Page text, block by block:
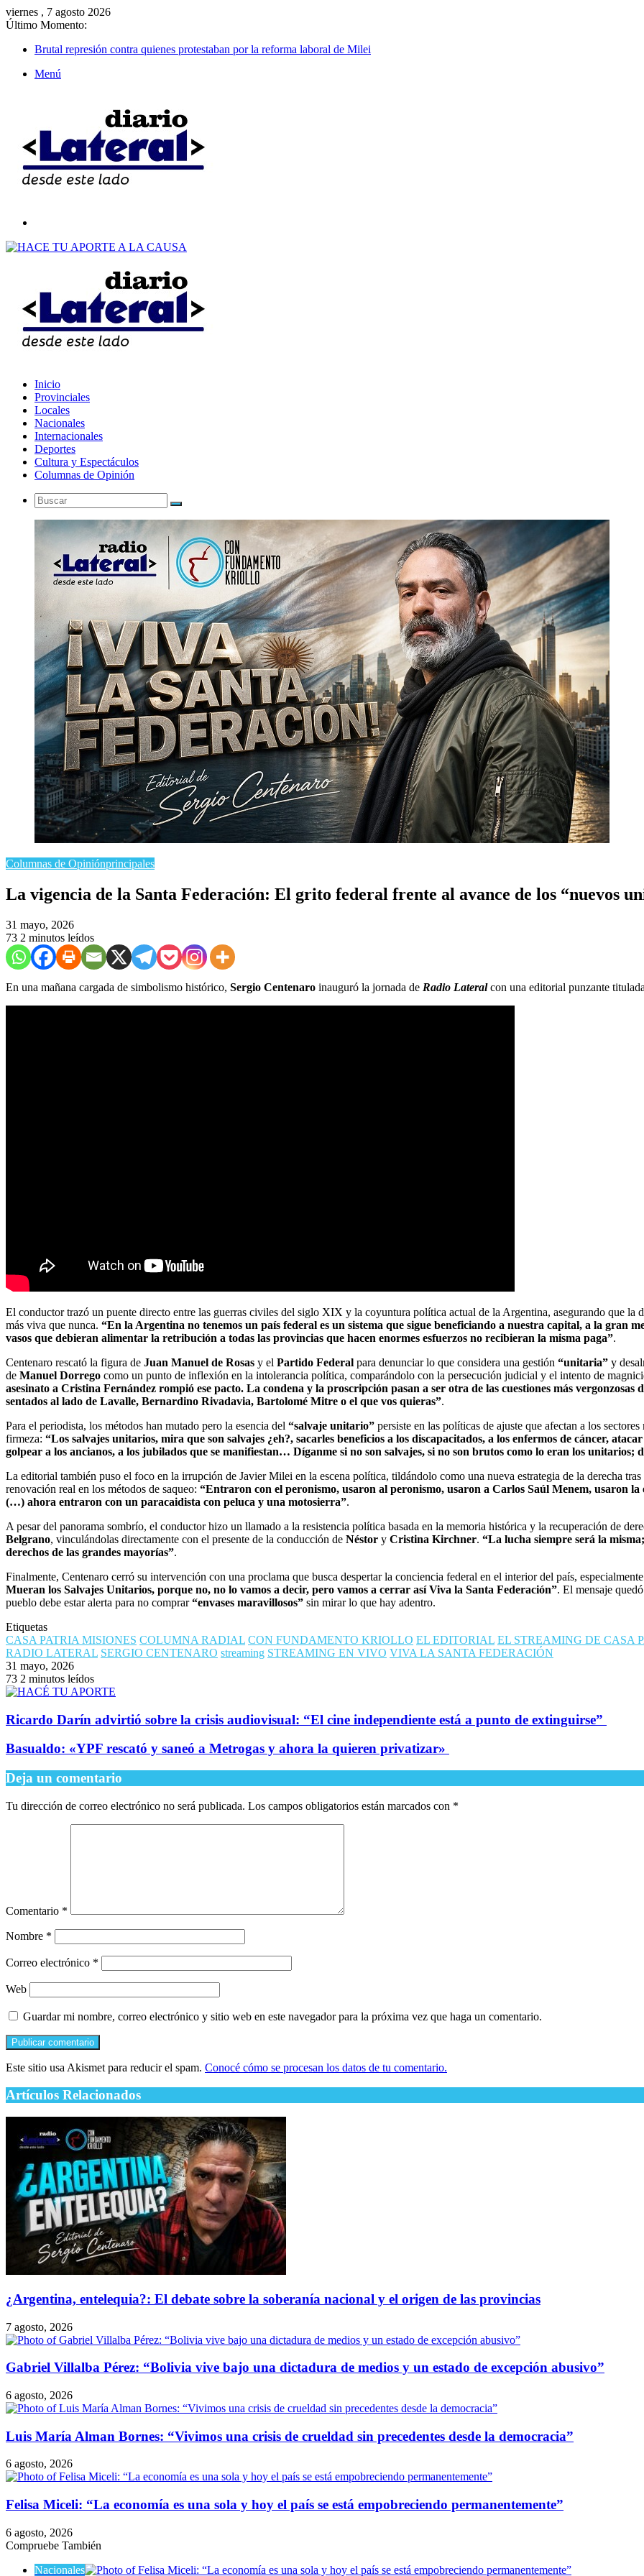
viernes , 7 agosto 2026
Último Momento:
Brutal represión contra quienes protestaban por la reforma laboral de Milei
Menú
Inicio
Provinciales
Locales
Nacionales
Internacionales
Deportes
Cultura y Espectáculos
Columnas de Opinión
Buscar
Columnas de Opiniónprincipales
La vigencia de la Santa Federación: El grito federal frente al avance de los “nuevos
31 mayo, 2026
73 2 minutos leídos
En una mañana cargada de simbolismo histórico, Sergio Centenaro inauguró la jornada de Radio Lateral con una editorial punzante titulada
El conductor trazó un puente directo entre las guerras civiles del siglo XIX y la coyuntura política actual de la Argentina, asegurando que
más viva que nunca. “En la Argentina no tenemos un país federal es un sistema que sigue beneficiando a nuestra capital, a la gran
vasos que debieran alimentar la retribución a todas las provincias que hacen enormes esfuerzos no recibieran la misma paga”.
Centenaro rescató la figura de Juan Manuel de Rosas y el Partido Federal para denunciar lo que considera una gestión “unitaria” y
de Manuel Dorrego como un punto de inflexión en la intolerancia política, comparándolo con la persecución judicial y el intento de
asesinato a Cristina Fernández rompió ese pacto. La condena y la proscripción pasan a ser otra de las cuestiones más
sentados al lado de Lavalle, Bernardino Rivadavia, Bartolomé Mitre o el que vos quieras”.
Para el periodista, los métodos han mutado pero la esencia del “salvaje unitario” persiste en las políticas de ajuste que afectan a los
firmeza: “Los salvajes unitarios, mira que son salvajes ¿eh?, sacarles beneficios a los discapacitados, a los enfermos de cáncer,
golpear a los ancianos, a los jubilados que se manifiestan… Díganme si no son salvajes, si no son brutos como lo eran los unitarios;
La editorial también puso el foco en la irrupción de Javier Milei en la escena política, tildándolo como una nueva estrategia de la derecha
renovación real en los métodos de saqueo: “Entraron con el peronismo, usaron al peronismo, usaron a Carlos Saúl Menem, usaron
(…) ahora entraron con un paracaidista con peluca y una motosierra”.
A pesar del panorama sombrío, el conductor hizo un llamado a la resistencia política basada en la memoria histórica y la recuperación de
Belgrano, vinculándolas directamente con el presente de la conducción de Néstor y Cristina Kirchner. “La lucha siempre será la
derechos de las grandes mayorías”.
Finalmente, Centenaro cerró su intervención con una proclama que busca despertar la conciencia federal en el interior del país,
Mueran los Salvajes Unitarios, porque no, no lo vamos a decir, pero vamos a cerrar así Viva la Santa Federación”. El mensaje
pueblo debe estar alerta para no comprar“envases maravillosos” sin mirar lo que hay adentro.
Etiquetas
CASA PATRIA MISIONES COLUMNA RADIAL CON FUNDAMENTO KRIOLLO EL EDITORIAL EL STREAMING DE CASA
RADIO LATERAL SERGIO CENTENARO streaming STREAMING EN VIVO VIVA LA SANTA FEDERACIÓN
31 mayo, 2026
73 2 minutos leídos
​Ricardo Darín advirtió sobre la crisis audiovisual: “El cine independiente está a punto de extinguirse”
​Basualdo: «YPF rescató y saneó a Metrogas y ahora la quieren privatizar»
Deja un comentario
Tu dirección de correo electrónico no será publicada. Los campos obligatorios están marcados con *
Comentario *
Nombre *
Correo electrónico *
Web
Guardar mi nombre, correo electrónico y sitio web en este navegador para la próxima vez que haga un comentario.
Este sitio usa Akismet para reducir el spam. Conocé cómo se procesan los datos de tu comentario.
Artículos Relacionados
¿Argentina, entelequia?: El debate sobre la soberanía nacional y el origen de las provincias
7 agosto, 2026
Gabriel Villalba Pérez: “Bolivia vive bajo una dictadura de medios y un estado de excepción abusivo”
6 agosto, 2026
Luis María Alman Bornes: “Vivimos una crisis de crueldad sin precedentes desde la democracia”
6 agosto, 2026
Felisa Miceli: “La economía es una sola y hoy el país se está empobreciendo permanentemente”
6 agosto, 2026
Compruebe También
Nacionales